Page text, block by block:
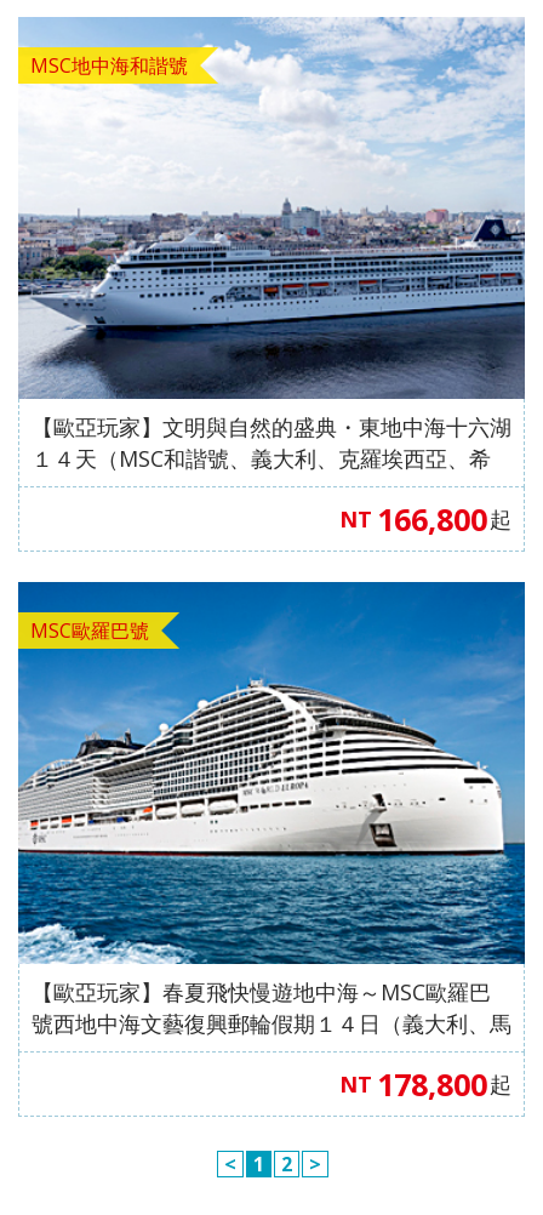
MSC地中海和諧號
【歐亞玩家】文明與自然的盛典・東地中海十六湖
１４天（MSC和諧號、義大利、克羅埃西亞、希
臘、蒙特內哥羅、斯洛維尼亞）
NT 166,800起
MSC歐羅巴號
【歐亞玩家】春夏飛快慢遊地中海～MSC歐羅巴
號西地中海文藝復興郵輪假期１４日（義大利、馬
爾他共和國、西班牙、法國）
NT 178,800起
< 1 2 >